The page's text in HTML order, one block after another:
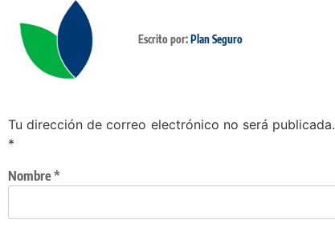
Escrito por:Plan Seguro
Tu dirección de correo electrónico no será publicada.
*
Nombre*